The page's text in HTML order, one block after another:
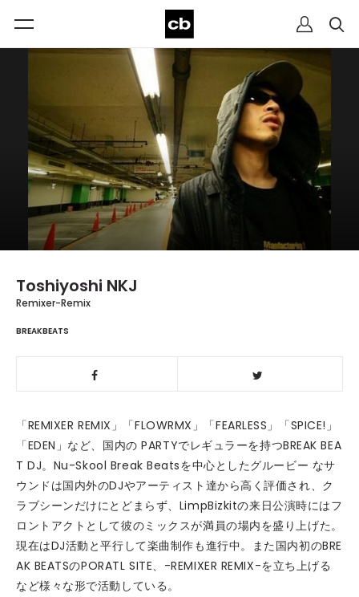
Toshiyoshi NKJ
Remixer-Remix
BREAKBEATS
「REMIXER REMIX」「FLOWRMX」「FEARLESS」「SPICE!」
「EDEN」など、国内の PARTYでレギュラーを持つBREAK BEA
T DJ。Nu-Skool Break Beatsを中心としたグルービー なサ
ウンドは国内外のDJやアーティスト達から高く評価され、ク
ラブシーンだけにとどまらず、LimpBizkitの来日公演時にはフ
ロントアクトとして彼のミックスが満員の場内を盛り上げた。
現在はDJ活動と平行して楽曲制作も進行中。また国内初のBRE
AK BEATSのPORATL SITE、-REMIXER REMIX-を立ち上げる
など様々な形で活動している。